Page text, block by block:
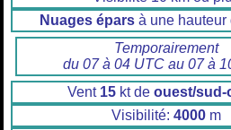
Nuages épars à une hauteur
Temporairement
du 07 à 04 UTC au 07 à
Vent 15 kt de ouest/sud-
Visibilité: 4000 m